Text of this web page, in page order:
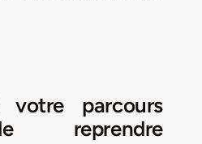
parcours
reprendre